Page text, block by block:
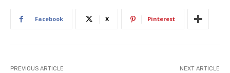
Facebook X Pinterest
PREVIOUS ARTICLE NEXT ARTICLE